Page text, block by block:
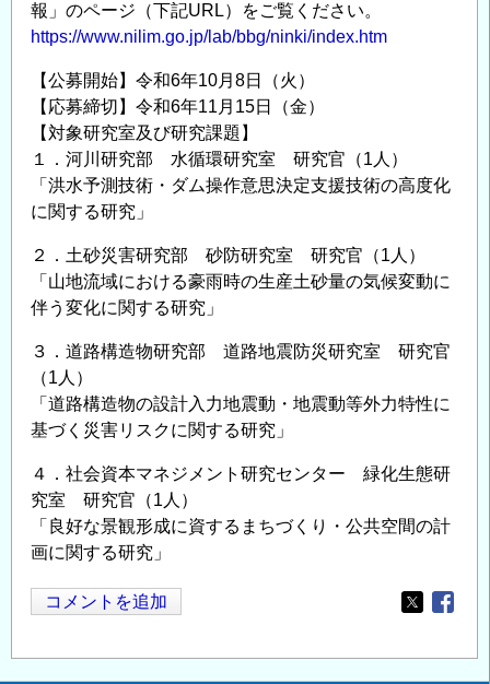
報」のページ（下記URL）をご覧ください。
https://www.nilim.go.jp/lab/bbg/ninki/index.htm
【公募開始】令和6年10月8日（火）
【応募締切】令和6年11月15日（金）
【対象研究室及び研究課題】
１．河川研究部 水循環研究室 研究官（1人）
「洪水予測技術・ダム操作意思決定支援技術の高度化
に関する研究」
２．土砂災害研究部 砂防研究室 研究官（1人）
「山地流域における豪雨時の生産土砂量の気候変動に
伴う変化に関する研究」
３．道路構造物研究部 道路地震防災研究室 研究官
（1人）
「道路構造物の設計入力地震動・地震動等外力特性に
基づく災害リスクに関する研究」
４．社会資本マネジメント研究センター 緑化生態研
究室 研究官（1人）
「良好な景観形成に資するまちづくり・公共空間の計
画に関する研究」
コメントを追加
Opens in